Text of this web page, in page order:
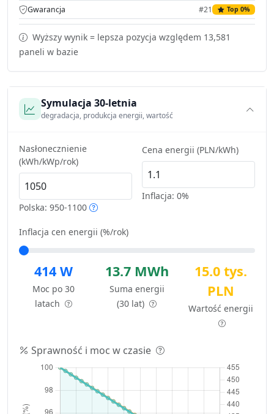
Gwarancja #21 Top 0%
Wyższy wynik = lepsza pozycja względem 13,581
paneli w bazie
Symulacja 30-letnia
degradacja, produkcja energii, wartość
Nasłonecznienie
(kWh/kWp/rok)
Polska: 950-1100
Cena energii (PLN/kWh)
Inflacja: 0%
Inflacja cen energii (%/rok)
414 W
Moc po 30
latach
13.7 MWh
Suma energii
(30 lat)
15.0 tys.
PLN
Wartość energii
Sprawność i moc w czasie